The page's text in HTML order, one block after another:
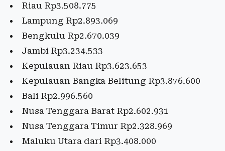
Riau Rp3.508.775
Lampung Rp2.893.069
Bengkulu Rp2.670.039
Jambi Rp3.234.533
Kepulauan Riau Rp3.623.653
Kepulauan Bangka Belitung Rp3.876.600
Bali Rp2.996.560
Nusa Tenggara Barat Rp2.602.931
Nusa Tenggara Timur Rp2.328.969
Maluku Utara dari Rp3.408.000